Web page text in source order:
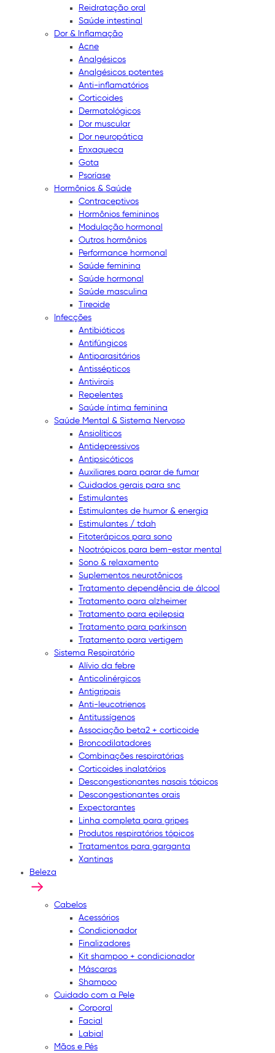
Reidratação oral
Saúde intestinal
Dor & Inflamação
Acne
Analgésicos
Analgésicos potentes
Anti-inflamatórios
Corticoides
Dermatológicos
Dor muscular
Dor neuropática
Enxaqueca
Gota
Psoríase
Hormônios & Saúde
Contraceptivos
Hormônios femininos
Modulação hormonal
Outros hormônios
Performance hormonal
Saúde feminina
Saúde hormonal
Saúde masculina
Tireoide
Infecções
Antibióticos
Antifúngicos
Antiparasitários
Antissépticos
Antivirais
Repelentes
Saúde íntima feminina
Saúde Mental & Sistema Nervoso
Ansiolíticos
Antidepressivos
Antipsicóticos
Auxiliares para parar de fumar
Cuidados gerais para snc
Estimulantes
Estimulantes de humor & energia
Estimulantes / tdah
Fitoterápicos para sono
Nootrópicos para bem-estar mental
Sono & relaxamento
Suplementos neurotônicos
Tratamento dependência de álcool
Tratamento para alzheimer
Tratamento para epilepsia
Tratamento para parkinson
Tratamento para vertigem
Sistema Respiratório
Alívio da febre
Anticolinérgicos
Antigripais
Anti-leucotrienos
Antitussígenos
Associação beta2 + corticoide
Broncodilatadores
Combinações respiratórias
Corticoides inalatórios
Descongestionantes nasais tópicos
Descongestionantes orais
Expectorantes
Linha completa para gripes
Produtos respiratórios tópicos
Tratamentos para garganta
Xantinas
Beleza
Cabelos
Acessórios
Condicionador
Finalizadores
Kit shampoo + condicionador
Máscaras
Shampoo
Cuidado com a Pele
Corporal
Facial
Labial
Mãos e Pés